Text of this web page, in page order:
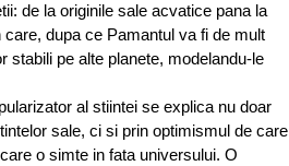
de la originile sale acvatice pana la
dupa ce Pamantul va fi de mult
stabili pe alte planete, modelandu-le
al stiintei se explica nu doar
sale, ci si prin optimismul de care
o simte in fata universului. O